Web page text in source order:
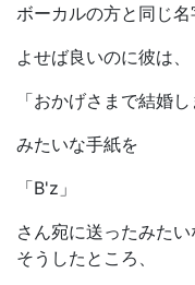
ボーカルの方と同じ名
よせば良いのに彼は、
「おかげさまで結婚し
みたいな手紙を
「B'z」
さん宛に送ったみたい
そうしたところ、